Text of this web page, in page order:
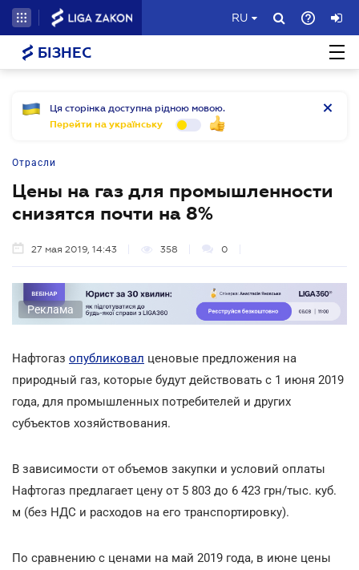
RU
БІЗНЕС
Ця сторінка доступна рідною мовою.
Перейти на українську
Отрасли
Цены на газ для промышленности
снизятся почти на 8%
27 мая 2019, 14:43 358 0
Реклама
Нафтогаз опубликовал ценовые предложения на
природный газ, которые будут действовать с 1 июня 2019
года, для промышленных потребителей и других
субъектов хозяйствования.
В зависимости от объемов закупки и условий оплаты
Нафтогаз предлагает цену от 5 803 до 6 423 грн/тыс. куб.
м (без НДС и расходов на его транспортировку).
По сравнению с ценами на май 2019 года, в июне цены